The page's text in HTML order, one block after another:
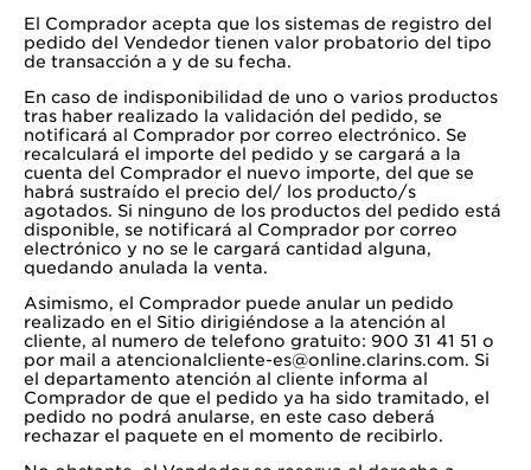
El Comprador acepta que los sistemas de registro del
pedido del Vendedor tienen valor probatorio del tipo
de transacción a y de su fecha.
En caso de indisponibilidad de uno o varios productos
tras haber realizado la validación del pedido, se
notificará al Comprador por correo electrónico. Se
recalculará el importe del pedido y se cargará a la
cuenta del Comprador el nuevo importe, del que se
habrá sustraído el precio del/ los producto/s
agotados. Si ninguno de los productos del pedido está
disponible, se notificará al Comprador por correo
electrónico y no se le cargará cantidad alguna,
quedando anulada la venta.
Asimismo, el Comprador puede anular un pedido
realizado en el Sitio dirigiéndose a la atención al
cliente, al numero de telefono gratuito: 900 31 41 51 o
por mail a atencionalcliente-es@online.clarins.com. Si
el departamento atención al cliente informa al
Comprador de que el pedido ya ha sido tramitado, el
pedido no podrá anularse, en este caso deberá
rechazar el paquete en el momento de recibirlo.